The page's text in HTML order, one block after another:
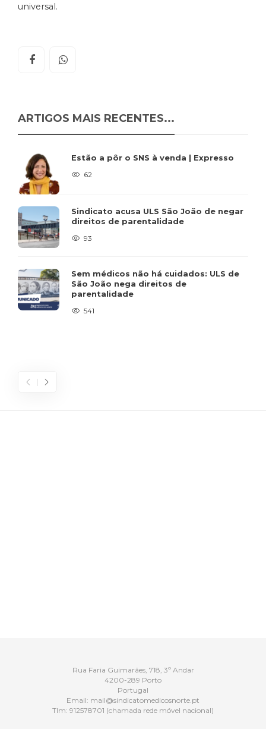
universal.
ARTIGOS MAIS RECENTES...
Estão a pôr o SNS à venda | Expresso
62
Sindicato acusa ULS São João de negar
direitos de parentalidade
93
Sem médicos não há cuidados: ULS de
São João nega direitos de
parentalidade
541
Rua Faria Guimarães, 718, 3º Andar
4200-289 Porto
Portugal
Email: mail@sindicatomedicosnorte.pt
Tlm: 912578701 (chamada rede móvel nacional)